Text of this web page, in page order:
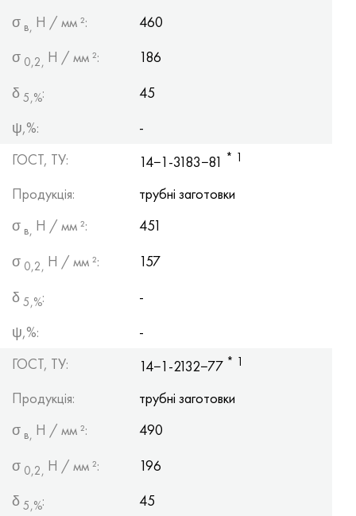
σ в, Н / мм ²:
460
σ 0,2, Н / мм ²:
186
δ 5,%:
45
ψ,%:
-
ГОСТ, ТУ:
14−1-3183−81 * 1
Продукція:
трубні заготовки
σ в, Н / мм ²:
451
σ 0,2, Н / мм ²:
157
δ 5,%:
-
ψ,%:
-
ГОСТ, ТУ:
14−1-2132−77 * 1
Продукція:
трубні заготовки
σ в, Н / мм ²:
490
σ 0,2, Н / мм ²:
196
δ 5,%:
45